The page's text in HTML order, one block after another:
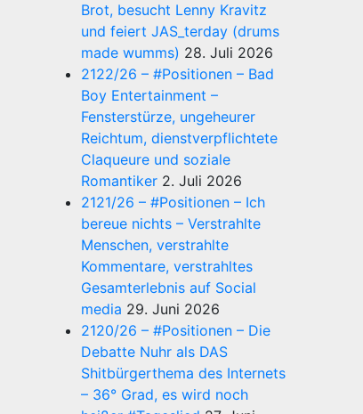
Brot, besucht Lenny Kravitz
und feiert JAS_terday (drums
made wumms) 28. Juli 2026
2122/26 – #Positionen – Bad
Boy Entertainment –
Fensterstürze, ungeheurer
Reichtum, dienstverpflichtete
Claqueure und soziale
Romantiker 2. Juli 2026
2121/26 – #Positionen – Ich
bereue nichts – Verstrahlte
Menschen, verstrahlte
Kommentare, verstrahltes
Gesamterlebnis auf Social
media 29. Juni 2026
2120/26 – #Positionen – Die
Debatte Nuhr als DAS
Shitbürgerthema des Internets
– 36° Grad, es wird noch